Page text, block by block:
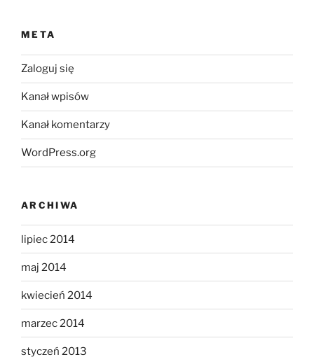
META
Zaloguj się
Kanał wpisów
Kanał komentarzy
WordPress.org
ARCHIWA
lipiec 2014
maj 2014
kwiecień 2014
marzec 2014
styczeń 2013